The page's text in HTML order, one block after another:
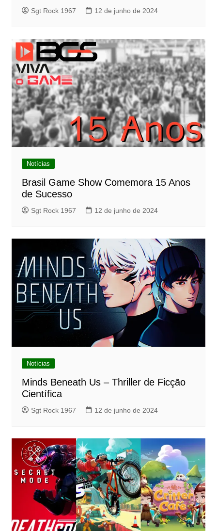
Sgt Rock 1967 12 de junho de 2024
Notícias
Brasil Game Show Comemora 15 Anos
de Sucesso
Sgt Rock 1967 12 de junho de 2024
Notícias
Minds Beneath Us – Thriller de Ficção
Científica
Sgt Rock 1967 12 de junho de 2024